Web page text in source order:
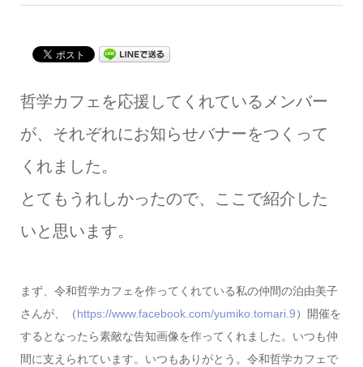
哲学カフェを応援してくれているメンバー
が、それぞれにお知らせバナーをつくって
くれました。
とてもうれしかったので、ここで紹介した
いと思います。
まず、令和哲学カフェを作ってくれている私の仲間の泊由美子
さんが、（https://www.facebook.com/yumiko.tomari.9）開催を
するとなったら素敵な告知画像を作ってくれました。いつも仲
間に支えられています。いつもありがとう。令和哲学カフェで